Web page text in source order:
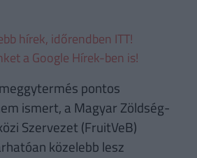
hírek, időrendben ITT!
a Google Hírek-ben is!
pontos
ismert, a Magyar Zöldség-
Szervezet (FruitVeB)
közelebb lesz